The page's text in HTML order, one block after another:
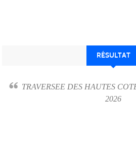
RÉSULTAT
TRAVERSEE DES HAUTES COTES DE NUIT (THCN)
2026